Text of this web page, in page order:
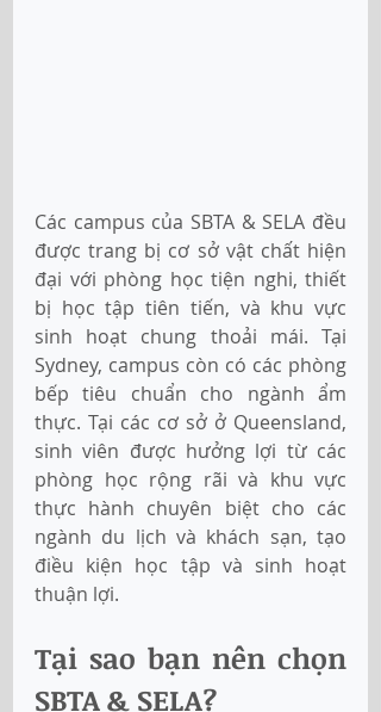
Các campus của SBTA & SELA đều
được trang bị cơ sở vật chất hiện
đại với phòng học tiện nghi, thiết
bị học tập tiên tiến, và khu vực
sinh hoạt chung thoải mái. Tại
Sydney, campus còn có các phòng
bếp tiêu chuẩn cho ngành ẩm
thực. Tại các cơ sở ở Queensland,
sinh viên được hưởng lợi từ các
phòng học rộng rãi và khu vực
thực hành chuyên biệt cho các
ngành du lịch và khách sạn, tạo
điều kiện học tập và sinh hoạt
thuận lợi.
Tại sao bạn nên chọn
SBTA & SELA?